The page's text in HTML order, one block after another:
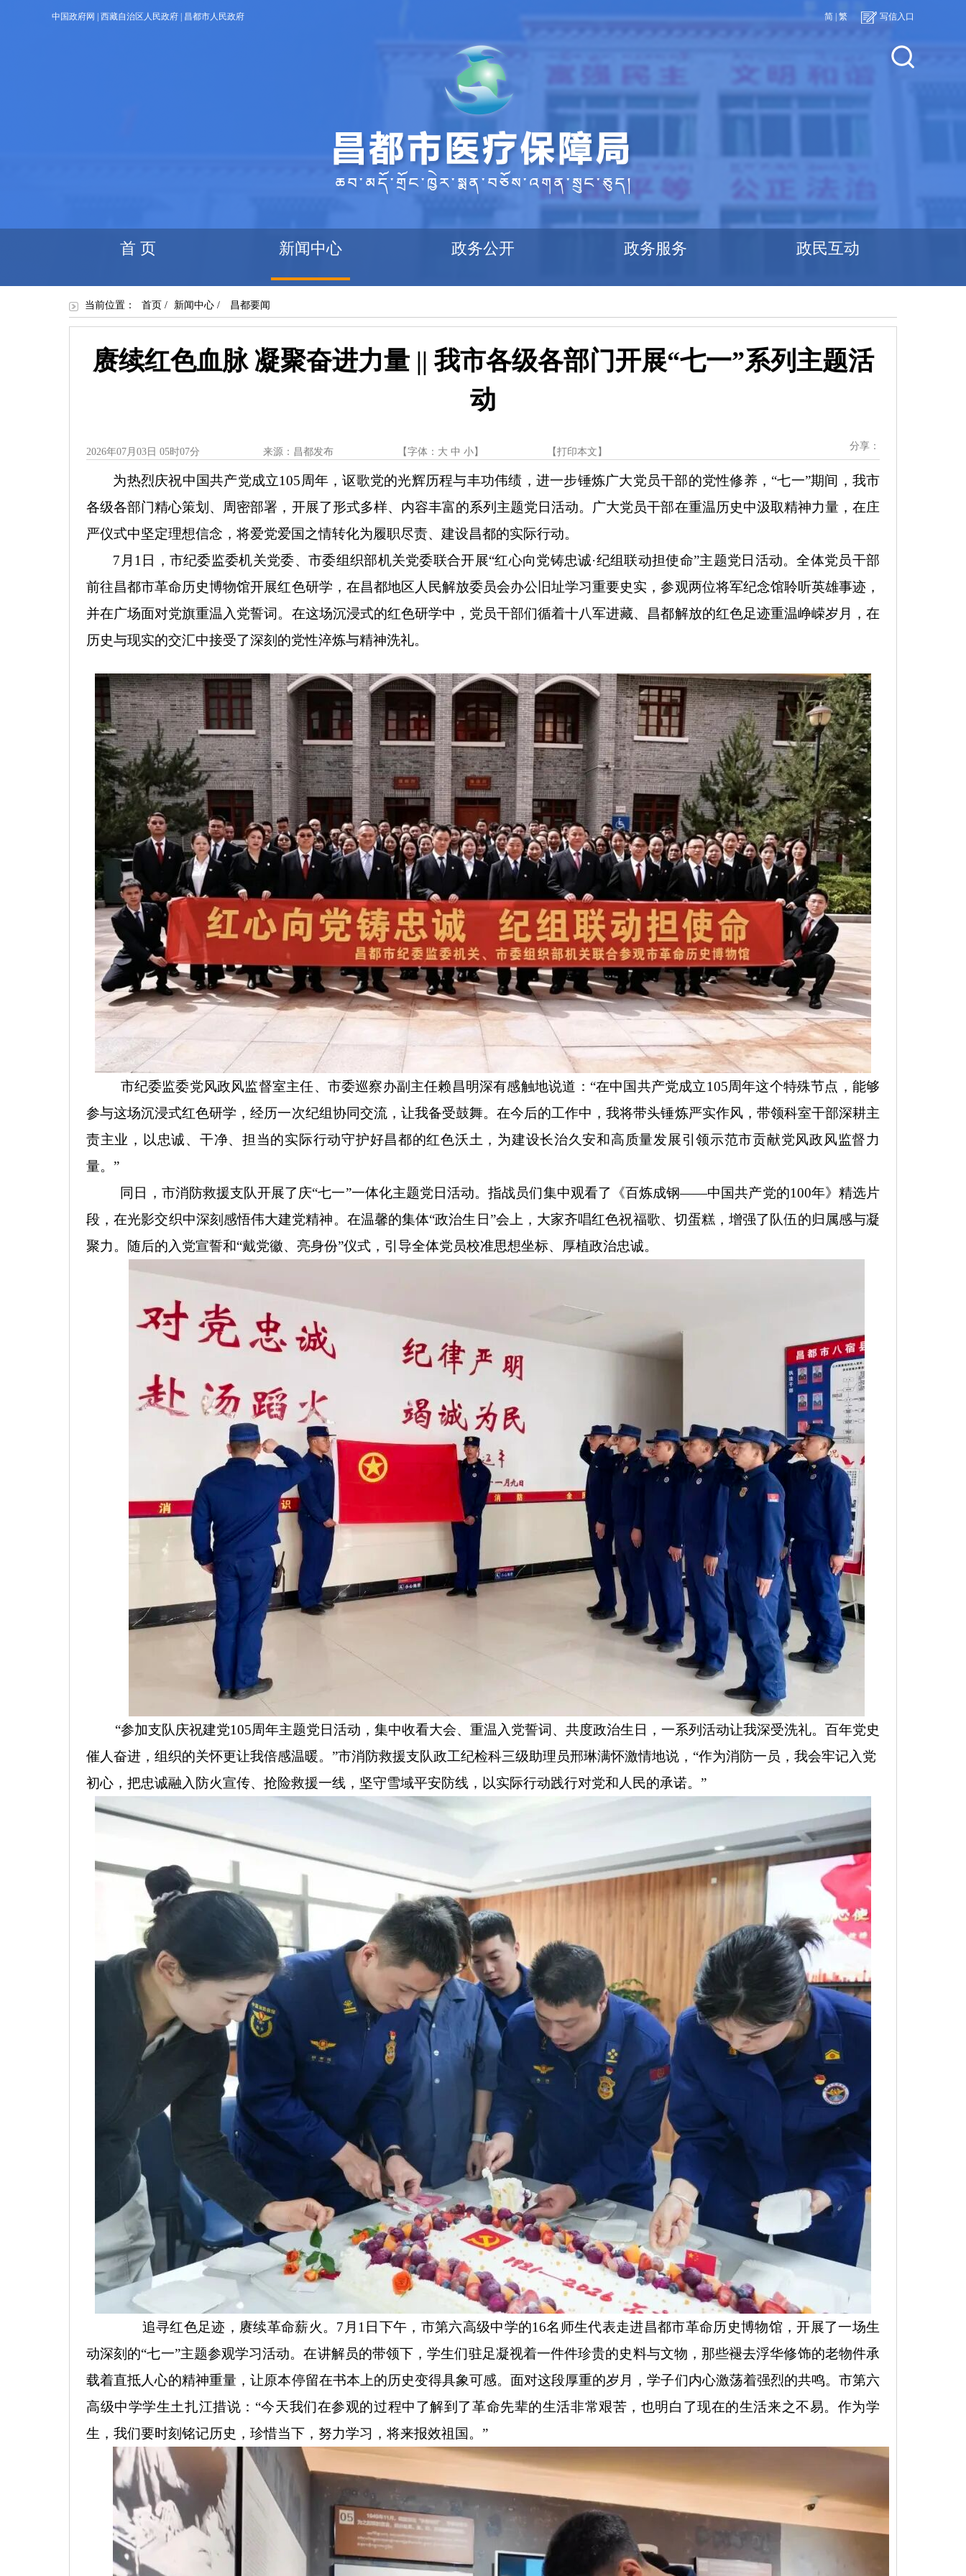
中国政府网 西藏自治区人民政府 昌都市人民政府 简 繁 写信入口
首 页 新闻中心 政务公开 政务服务 政民互动
当前位置： 首页 / 新闻中心 / 昌都要闻
赓续红色血脉 凝聚奋进力量 || 我市各级各部门开展“七一”系列主题活
动
2026年07月03日 05时07分 来源：昌都发布 【字体： 大 中 小】 【 打印本文 】
分享：
为热烈庆祝中国共产党成立105周年，讴歌党的光辉历程与丰功伟绩，进一步锤炼广大党员干部的党性修养，“七一”期间，我市
各级各部门精心策划、周密部署，开展了形式多样、内容丰富的系列主题党日活动。广大党员干部在重温历史中汲取精神力量，在庄
严仪式中坚定理想信念，将爱党爱国之情转化为履职尽责、建设昌都的实际行动。
7月1日，市纪委监委机关党委、市委组织部机关党委联合开展“红心向党铸忠诚·纪组联动担使命”主题党日活动。全体党员干部
前往昌都市革命历史博物馆开展红色研学，在昌都地区人民解放委员会办公旧址学习重要史实，参观两位将军纪念馆聆听英雄事迹，
并在广场面对党旗重温入党誓词。在这场沉浸式的红色研学中，党员干部们循着十八军进藏、昌都解放的红色足迹重温峥嵘岁月，在
历史与现实的交汇中接受了深刻的党性淬炼与精神洗礼。
市纪委监委党风政风监督室主任、市委巡察办副主任赖昌明深有感触地说道： “在中国共产党成立105周年这个特殊节点，能够
参与这场沉浸式红色研学，经历一次纪组协同交流，让我备受鼓舞。在今后的工作中，我将带头锤炼严实作风，带领科室干部深耕主
责主业，以忠诚、干净、担当的实际行动守护好昌都的红色沃土，为建设长治久安和高质量发展引领示范市贡献党风政风监督力
量。”
同日，市消防救援支队开展了庆“七一”一体化主题党日活动。指战员们集中观看了《百炼成钢——中国共产党的100年》精选片
段，在光影交织中深刻感悟伟大建党精神。在温馨的集体“政治生日”会上，大家齐唱红色祝福歌、切蛋糕，增强了队伍的归属感与凝
聚力。随后的入党宣誓和“戴党徽、亮身份”仪式，引导全体党员校准思想坐标、厚植政治忠诚。
“参加支队庆祝建党105周年主题党日活动，集中收看大会、重温入党誓词、共度政治生日，一系列活动让我深受洗礼。百年党史
催人奋进，组织的关怀更让我倍感温暖。”市消防救援支队政工纪检科三级助理员邢琳满怀激情地说，“作为消防一员，我会牢记入党
初心，把忠诚融入防火宣传、抢险救援一线，坚守雪域平安防线，以实际行动践行对党和人民的承诺。”
追寻红色足迹，赓续革命薪火。 7月1日下午，市第六高级中学的16名师生代表走进昌都市革命历史博物馆，开展了一场生
动深刻的“七一”主题参观学习活动。在讲解员的带领下，学生们驻足凝视着一件件珍贵的史料与文物，那些褪去浮华修饰的老物件承
载着直抵人心的精神重量，让原本停留在书本上的历史变得具象可感。面对这段厚重的岁月，学子们内心激荡着强烈的共鸣。市第六
高级中学学生土扎江措说：“今天我们在参观的过程中了解到了革命先辈的生活非常艰苦，也明白了现在的生活来之不易。作为学
生，我们要时刻铭记历史，珍惜当下，努力学习，将来报效祖国。”